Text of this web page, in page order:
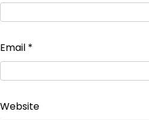
Email *
Website